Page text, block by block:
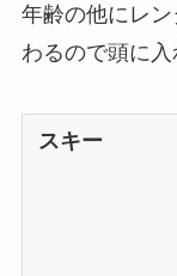
年齢の他にレ
わるので頭に入
スキー